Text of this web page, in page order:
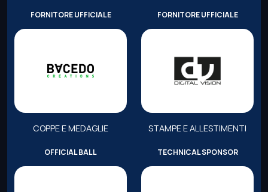
FORNITORE UFFICIALE
COPPE E MEDAGLIE
FORNITORE UFFICIALE
STAMPE E ALLESTIMENTI
OFFICIAL BALL TECHNICAL SPONSOR